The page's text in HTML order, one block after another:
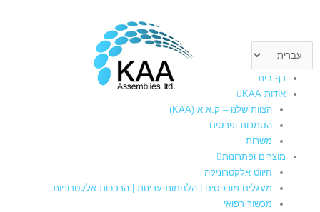
דף בית
אודות KAA
הצוות שלנו – ק.א.א (KAA)
הסמכות ופרסים
משרות
מוצרים ופתרונות
חיווט אלקטרוניקה
מעגלים מודפסים | הלחמות עדינות | הרכבות אלקטרוניות
מכשור רפואי